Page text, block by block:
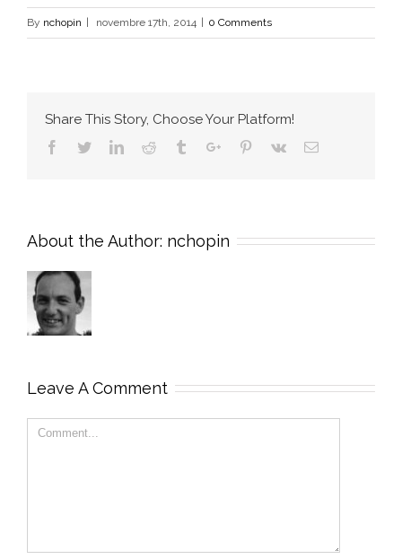
By nchopin | novembre 17th, 2014 | 0 Comments
Share This Story, Choose Your Platform!
Facebook
TwitterLinkedinReddit TumblrGoogle+Pinterest
Vk Email
About the Author: nchopin
Leave A Comment
Comment